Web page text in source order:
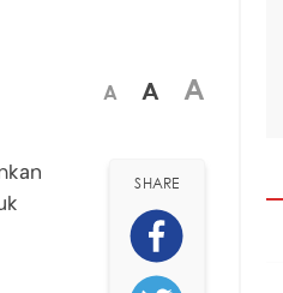
A A A
SHARE